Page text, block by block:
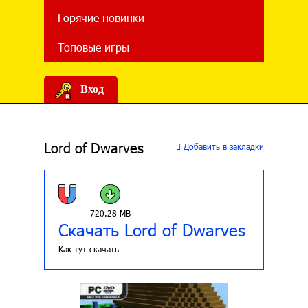
Горячие новинки
Топовые игры
Вход
Lord of Dwarves Добавить в закладки
720.28 MB
Скачать Lord of Dwarves
Как тут скачать